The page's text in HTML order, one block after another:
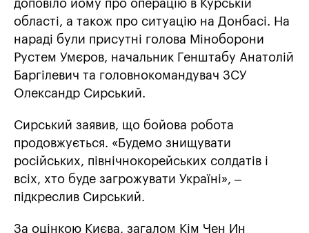
доповіло йому про операцію в Курській
області, а також про ситуацію на Донбасі. На
нараді були присутні голова Міноборони
Рустем Умєров, начальник Генштабу Анатолій
Баргілевич та головнокомандувач ЗСУ
Олександр Сирський.
Сирський заявив, що бойова робота
продовжується. «Будемо знищувати
російських, північнокорейських солдатів і
всіх, хто буде загрожувати Україні», –
підкреслив Сирський.
За оцінкою Києва, загалом Кім Чен Ин